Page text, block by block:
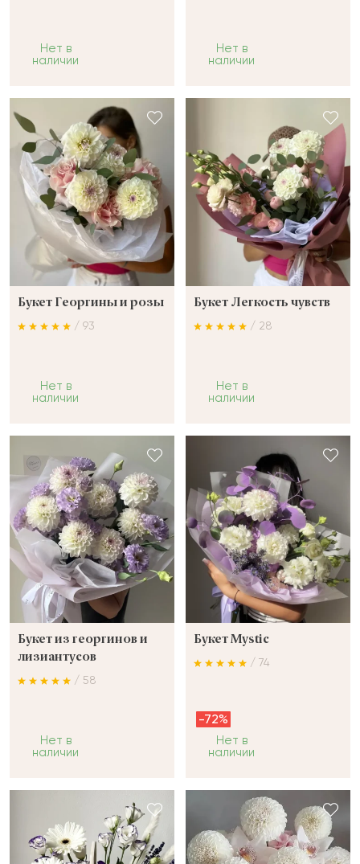
Нет в
наличии
Нет в
наличии
Букет Георгины и розы
/ 93
Нет в
наличии
Букет Легкость чувств
/ 28
Нет в
наличии
Букет из георгинов и
лизиантусов
/ 58
Нет в
наличии
Букет Mystic
/ 74
-72%
Нет в
наличии